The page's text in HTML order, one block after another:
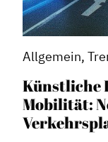
Podcast
News
Allgemein,
Künstliche
Mobilität: